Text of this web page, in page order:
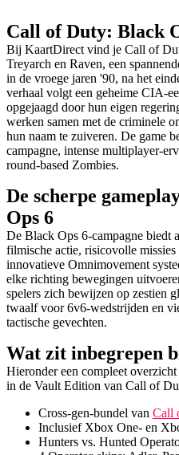
Call of Duty: Black
Bij KaartDirect vind je Call of
Treyarch en Raven, een
in de vroege jaren '90, na het
verhaal volgt een geheime CIA-
opgejaagd door hun eigen
werken samen met de criminele
hun naam te zuiveren. De game
campagne, intense multiplayer-
round-based Zombies.
De scherpe
Ops 6
De Black Ops 6-campagne biedt
filmische actie, risicovolle
innovatieve Omnimovement
elke richting bewegingen
spelers zich bewijzen op zestien
twaalf voor 6v6-wedstrijden en
tactische gevechten.
Wat zit inbegrepen
Hieronder een compleet
in de Vault Edition van Call of
Cross-gen-bundel van Call
Inclusief Xbox One- en
Hunters vs. Hunted